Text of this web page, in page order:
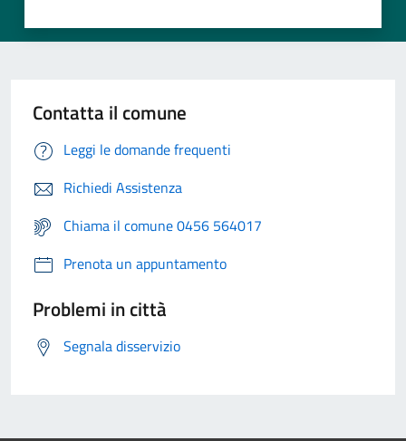
Contatta il comune
Leggi le domande frequenti
Richiedi Assistenza
Chiama il comune 0456 564017
Prenota un appuntamento
Problemi in città
Segnala disservizio